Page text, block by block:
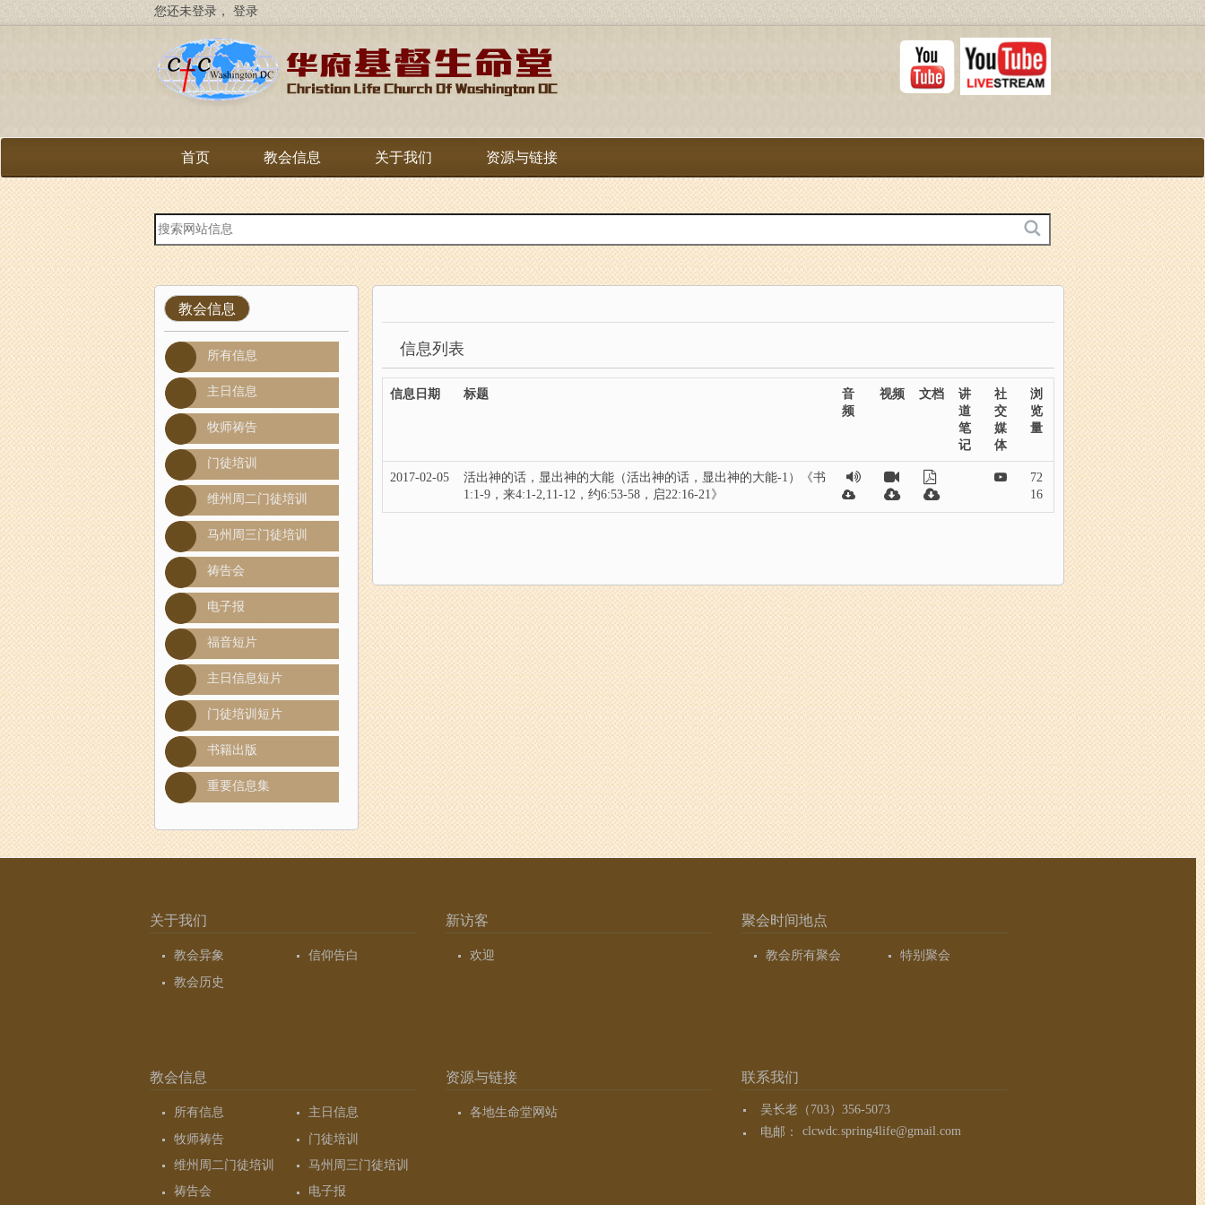
转
您还未登录， 登录
首页 教会信息 关于我们 资源与链接
站
内
搜
索
教会信息
所有信息
主日信息
牧师祷告
门徒培训
维州周二门徒培训
马州周三门徒培训
祷告会
电子报
福音短片
主日信息短片
门徒培训短片
书籍出版
重要信息集
信息列表
信息日期 标题
音
频
视频 文档
讲
道
笔
记
社
交
媒
体
浏
览
量
2017-02-05
活出神的话，显出神的大能（活出神的话，显出神的大能-1）《书
1:1-9，来4:1-2,11-12，约6:53-58，启22:16-21》
72
16
关于我们
教会异象
信仰告白
教会历史
新访客
欢迎
聚会时间地点
教会所有聚会 特别聚会
教会信息
所有信息
主日信息
牧师祷告
门徒培训
维州周二门徒培训
马州周三门徒培训
祷告会
电子报
资源与链接
各地生命堂网站
联系我们
吴长老（703）356-5073
电邮：
clcwdc.spring4life@gmail.com